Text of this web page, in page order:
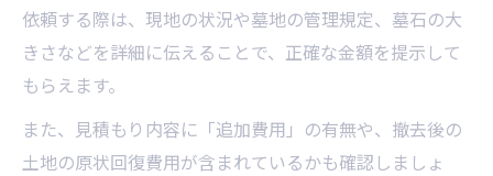
依頼する際は、現地の状況や墓地の管理規定、墓石の大
きさなどを詳細に伝えることで、正確な金額を提示して
もらえます。
また、見積もり内容に「追加費用」の有無や、撤去後の
土地の原状回復費用が含まれているかも確認しましょ